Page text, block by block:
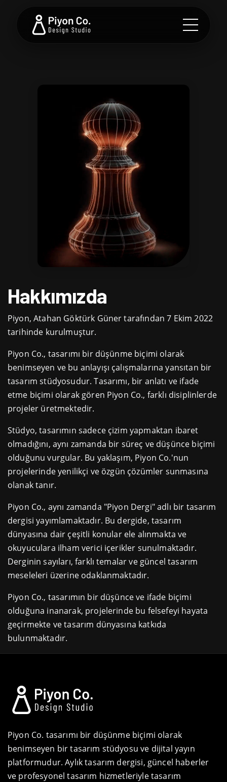
Hakkımızda
Piyon, Atahan Göktürk Güner tarafından 7 Ekim 2022
tarihinde kurulmuştur.
Piyon Co., tasarımı bir düşünme biçimi olarak
benimseyen ve bu anlayışı çalışmalarına yansıtan bir
tasarım stüdyosudur. Tasarımı, bir anlatı ve ifade
etme biçimi olarak gören Piyon Co., farklı disiplinlerde
projeler üretmektedir.
Stüdyo, tasarımın sadece çizim yapmaktan ibaret
olmadığını, aynı zamanda bir süreç ve düşünce biçimi
olduğunu vurgular. Bu yaklaşım, Piyon Co.'nun
projelerinde yenilikçi ve özgün çözümler sunmasına
olanak tanır.
Piyon Co., aynı zamanda "Piyon Dergi" adlı bir tasarım
dergisi yayımlamaktadır. Bu dergide, tasarım
dünyasına dair çeşitli konular ele alınmakta ve
okuyuculara ilham verici içerikler sunulmaktadır.
Derginin sayıları, farklı temalar ve güncel tasarım
meseleleri üzerine odaklanmaktadır.
Piyon Co., tasarımın bir düşünce ve ifade biçimi
olduğuna inanarak, projelerinde bu felsefeyi hayata
geçirmekte ve tasarım dünyasına katkıda
bulunmaktadır.
Piyon Co. tasarımı bir düşünme biçimi olarak
benimseyen bir tasarım stüdyosu ve dijital yayın
platformudur. Aylık tasarım dergisi, güncel haberler
ve profesyonel tasarım hizmetleriyle tasarım